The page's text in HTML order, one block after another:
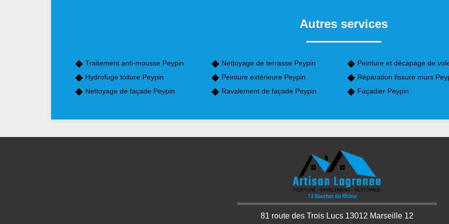
Autres services
Traitement anti-mousse Peypin
Hydrofuge toiture Peypin
Nettoyage de façade Peypin
Nettoyage de terrasse Peypin
Peinture extérieure Peypin
Ravalement de façade Peypin
Peinture et décapage de
Réparation fissure murs
Façadier Peypin
81 route des Trois Lucs 13012 Marseille 12